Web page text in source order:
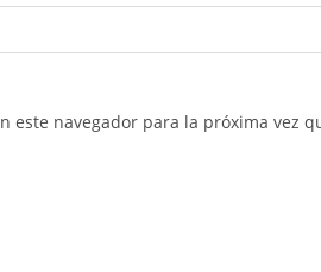
este navegador para la próxima vez